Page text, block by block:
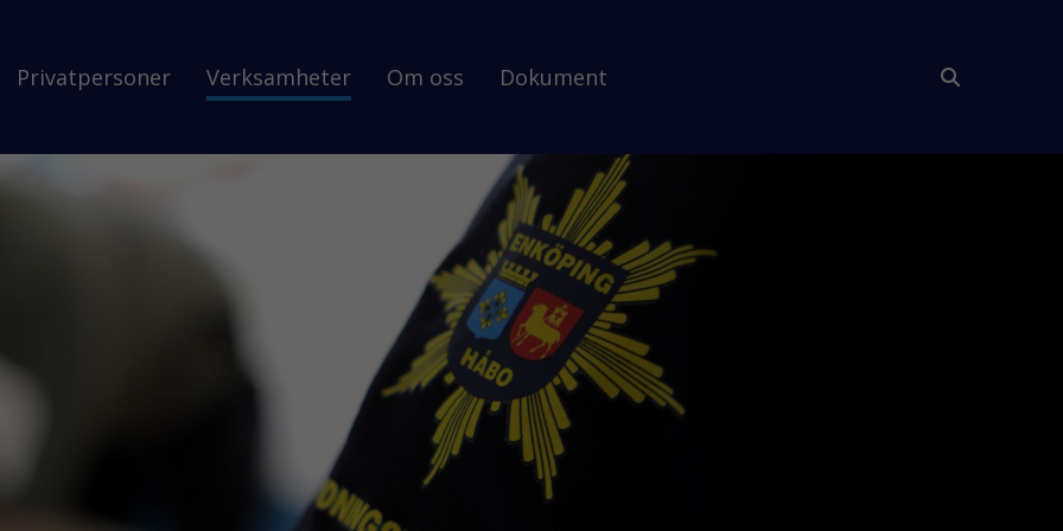
Privatpersoner Verksamheter Om oss Dokument